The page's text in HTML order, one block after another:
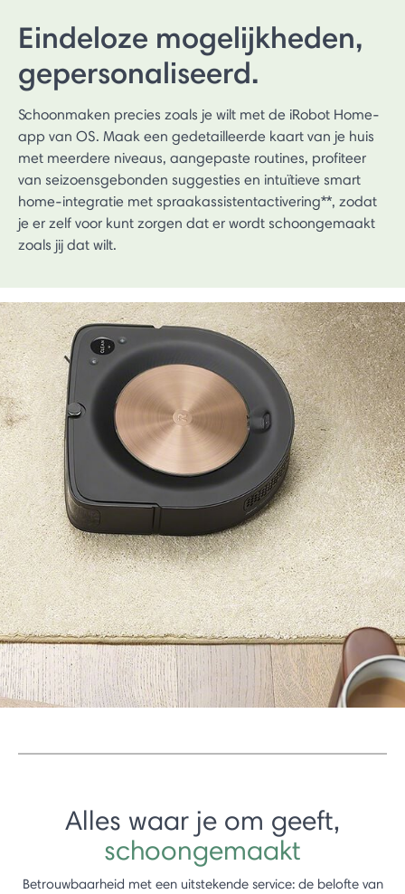
Eindeloze mogelijkheden,
gepersonaliseerd.
Schoonmaken precies zoals je wilt met de iRobot Home-
app van OS. Maak een gedetailleerde kaart van je huis
met meerdere niveaus, aangepaste routines, profiteer
van seizoensgebonden suggesties en intuïtieve smart
home-integratie met spraakassistentactivering**, zodat
je er zelf voor kunt zorgen dat er wordt schoongemaakt
zoals jij dat wilt.
Alles waar je om geeft,
schoongemaakt
Betrouwbaarheid met een uitstekende service: de belofte van